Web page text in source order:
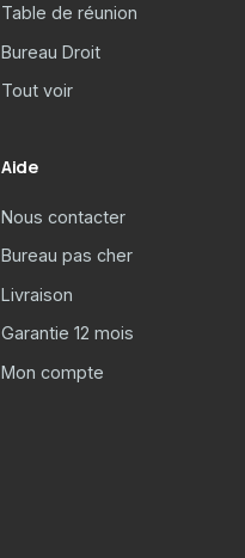
Table de réunion
Bureau Droit
Tout voir
Aide
Nous contacter
Bureau pas cher
Livraison
Garantie 12 mois
Mon compte